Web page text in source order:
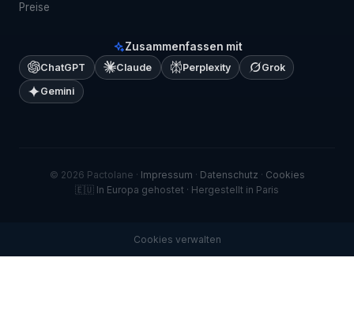
Preise
Zusammenfassen mit
ChatGPT Claude Perplexity Grok
Gemini
© 2026 Pactolane · Impressum · Datenschutz · Cookies
🇪🇺 In Europa gehostet · Hergestellt in Paris
Cookies verwalten